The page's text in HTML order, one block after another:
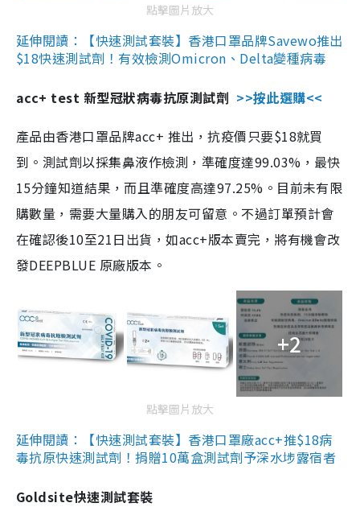
點擊圖片放大
延伸閱讀：【快速測試套裝】香港口罩品牌Savewo推出
$18快速測試劑！有效檢測Omicron、Delta變種病毒
acc+ test 新型冠狀病毒抗原測試劑 >>按此選購<<
產品由香港口罩品牌acc+ 推出，抗疫價只要$18就買
到。測試劑以採集鼻液作檢測，準確度達99.03%，最快
15分鐘知道結果，而且準確度高達97.25%。目前未有限
購數量，需要大量購入的朋友可留意。不過訂單預計會
在確認後10至21日出貨，如acc+版本賣完，將有機會改
發DEEPBLUE 原廠版本。
+2
點擊圖片放大
延伸閱讀：【快速測試套裝】香港口罩廠acc+推$18病
毒抗原快速測試劑！捐贈10萬盒測試劑予深水埗露宿者
Goldsite快速測試套裝